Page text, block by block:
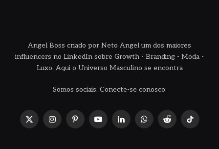
Angel Boss criado por Neto Angel um dos maiores
influencers no LinkedIn sobre Growth - Branding - Moda -
Luxo. Aqui o Universo Masculino se encontra
Somos sociais. Conecte-se conosco:
X
InstagramPinterestYouTubeLinkedInWhatsApp
Reddit TikTok